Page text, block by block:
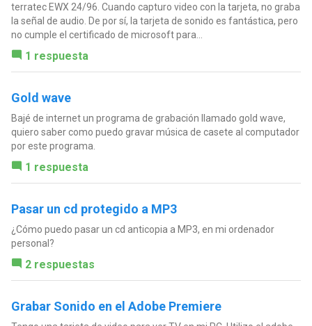
terratec EWX 24/96. Cuando capturo video con la tarjeta, no graba
la señal de audio. De por sí, la tarjeta de sonido es fantástica, pero
no cumple el certificado de microsoft para...
1 respuesta
Gold wave
Bajé de internet un programa de grabación llamado gold wave,
quiero saber como puedo gravar música de casete al computador
por este programa.
1 respuesta
Pasar un cd protegido a MP3
¿Cómo puedo pasar un cd anticopia a MP3, en mi ordenador
personal?
2 respuestas
Grabar Sonido en el Adobe Premiere